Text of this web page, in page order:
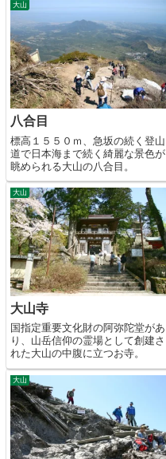
大山
八合目
標高１５５０ｍ、急坂の続く登山
道で日本海まで続く綺麗な景色が
眺められる大山の八合目。
大山
大山寺
国指定重要文化財の阿弥陀堂があ
り、山岳信仰の霊場として創建さ
れた大山の中腹に立つお寺。
大山